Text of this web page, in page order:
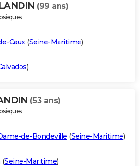
(99 ans)
Caux(Seine-Maritime)
)
(53 ans)
de-Bondeville (Seine-Maritime)
(Seine-Maritime)